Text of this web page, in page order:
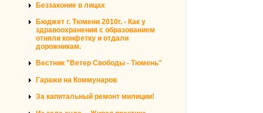
Беззаконие в лицах
Бюджет г. Тюмени 2010г. - Как у
здравоохранения с образованием
отняли конфетку и отдали
дорожникам.
Вестник "Ветер Свободы - Тюмень"
Гаражи на Коммунаров
За капитальный ремонт милиции!